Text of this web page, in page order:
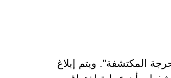
المكتشفة". ويتم إبلاغ